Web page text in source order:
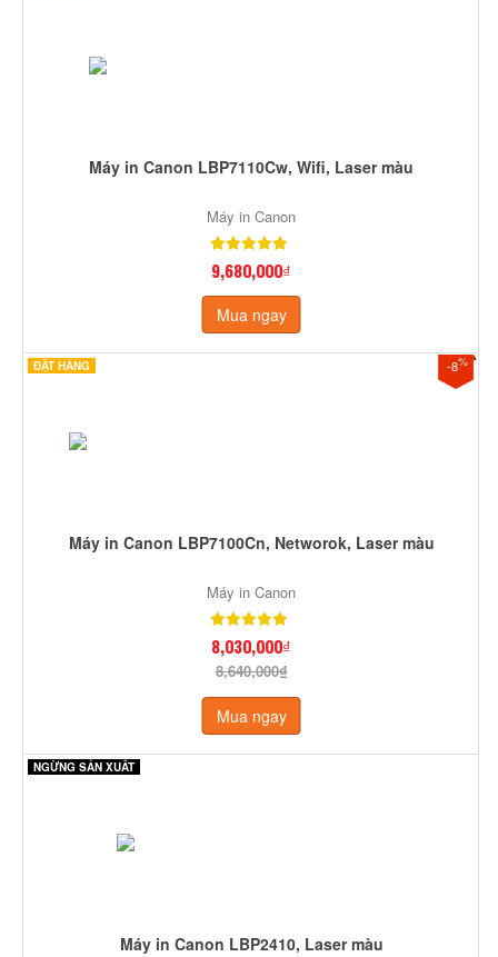
Máy in Canon LBP7110Cw, Wifi, Laser màu
Máy in Canon
9,680,000₫
Mua ngay
-8%
ĐẶT HÀNG
Máy in Canon LBP7100Cn, Networok, Laser màu
Máy in Canon
8,030,000₫
8,640,000₫
Mua ngay
NGỪNG SẢN XUẤT
Máy in Canon LBP2410, Laser màu